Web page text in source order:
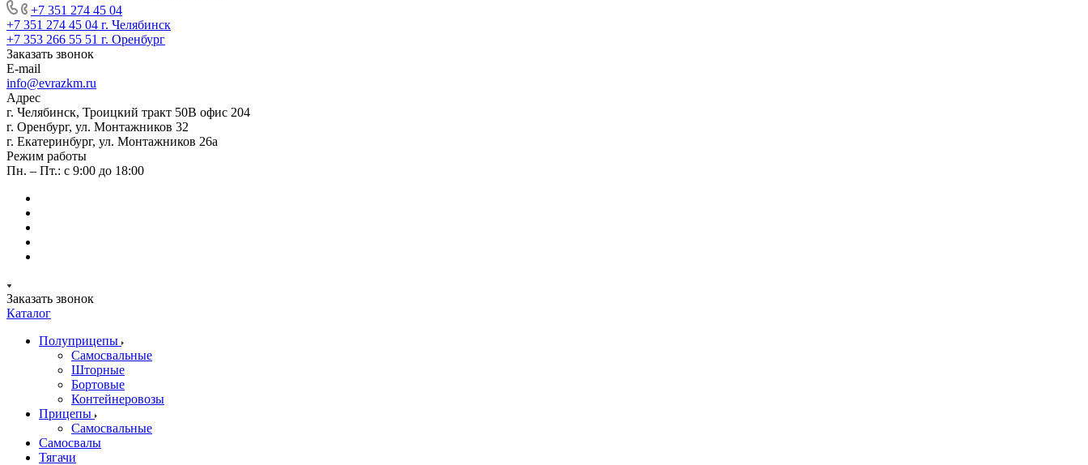
+7 351 274 45 04
+7 351 274 45 04 г. Челябинск
+7 353 266 55 51 г. Оренбург
Заказать звонок
E-mail
info@evrazkm.ru
Адрес
г. Челябинск, Троицкий тракт 50В офис 204
г. Оренбург, ул. Монтажников 32
г. Екатеринбург, ул. Монтажников 26а
Режим работы
Пн. – Пт.: с 9:00 до 18:00
Заказать звонок
Каталог
Полуприцепы
Самосвальные
Шторные
Бортовые
Контейнеровозы
Прицепы
Самосвальные
Самосвалы
Тягачи